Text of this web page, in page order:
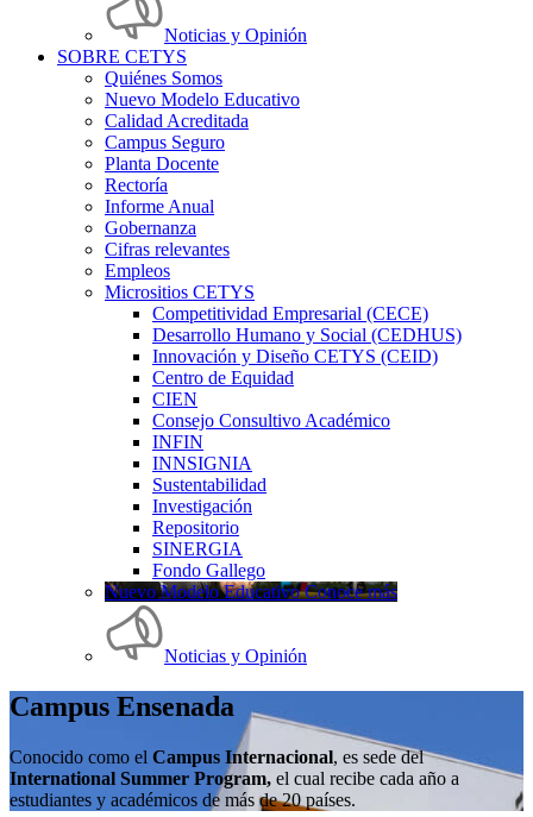
Noticias y Opinión
SOBRE CETYS
Quiénes Somos
Nuevo Modelo Educativo
Calidad Acreditada
Campus Seguro
Planta Docente
Rectoría
Informe Anual
Gobernanza
Cifras relevantes
Empleos
Micrositios CETYS
Competitividad Empresarial (CECE)
Desarrollo Humano y Social (CEDHUS)
Innovación y Diseño CETYS (CEID)
Centro de Equidad
CIEN
Consejo Consultivo Académico
INFIN
INNSIGNIA
Sustentabilidad
Investigación
Repositorio
SINERGIA
Fondo Gallego
Nuevo Modelo Educativo Conoce más
Noticias y Opinión
Campus Ensenada
Conocido como el Campus Internacional, es sede del
International Summer Program, el cual recibe cada año a
estudiantes y académicos de más de 20 países.